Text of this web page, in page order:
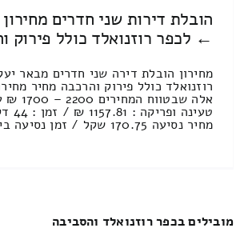
הובלת דירות שני חדרים
← לכפר רוזנואלד כולל פירוק
מחירון הובלת דירה שני חדרים מבאר
אלה
מחיר נסיעה 170.75 שקל / זמן נסיעה בין ערים [...]
מובילים בכפר רוזנואלד והסביבה